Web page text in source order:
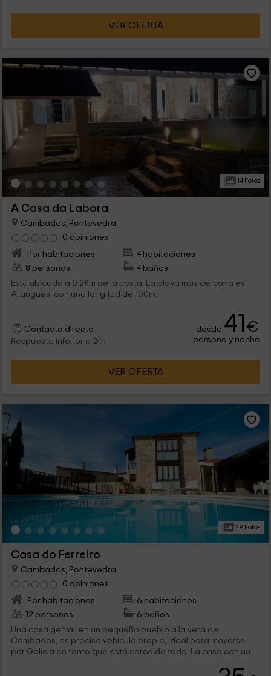
VER OFERTA
14 Fotos
A Casa da Labora
Cambados, Pontevedra
0 opiniones
Por habitaciones
4 habitaciones
8 personas
4 baños
Está ubicado a 0.2Km de la costa. La playa más cercana es
Araugues, con una longitud de 100m.
Contacto directo
Respuesta inferior a 24h
desde 41€
persona y noche
VER OFERTA
29 Fotos
Casa do Ferreiro
Cambados, Pontevedra
0 opiniones
Por habitaciones
6 habitaciones
12 personas
6 baños
Una casa genial, en un pequeño pueblo a la vera de
Cambados, es preciso vehículo propio, ideal para moverse
por Galicia en tanto que está cerca de todo. La casa con unos
tiempo. Estuvimos una semana y ocupamos dos habitaciones y